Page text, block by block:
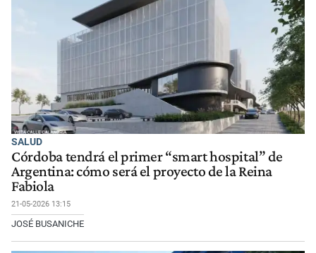
SALUD
Córdoba tendrá el primer “smart hospital” de
Argentina: cómo será el proyecto de la Reina
Fabiola
21-05-2026 13:15
JOSÉ BUSANICHE